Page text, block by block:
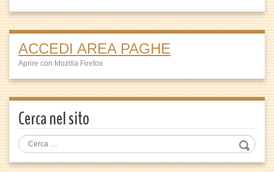
ACCEDI AREA PAGHE
Aprire con Mozilla Firefox
Cerca nel sito